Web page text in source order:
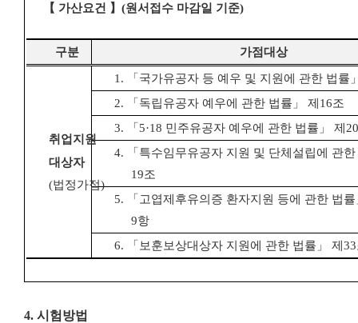
【 가산요건 】(원서접수 마감일 기준)
구분 가점대상
취업지원
대상자
(법정가점)
1. 「 국가유공자 등 예우 및 지원에 관한 법률
2.
「 독립유공자 예우에 관한 법률 」 제 16조
3.
「 5·18 민주유공자 예우에 관한 법률 」 제 20
4.
「 특수임무유공자 지원 및 단체설립에 관한
19조
5.
「 고엽제후유의증 환자지원 등에 관한 법률
9항
6.
「 보훈보상대상자 지원에 관한 법률 」 제 33
4. 시험방법